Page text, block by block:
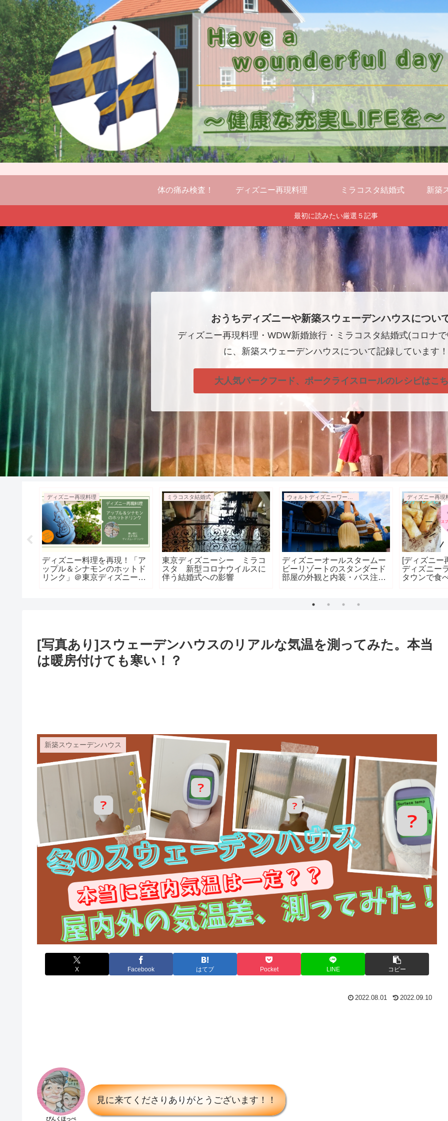
体の痛み検査！ ディズニー再現料理 ミラコスタ結婚式 新築
最初に読みたい厳選５記事
おうちディズニーや新築スウェーデンハウスについ
ディズニー再現料理・WDW新婚旅行・ミラコスタ結婚式(コロナ
に、新築スウェーデンハウスについて記録しています！
大人気パークフード、ポークライスロールのレシピはこ
ディズニー再現料理
ディズニー料理を再現！「ア
ップル＆シナモンのホットド
リンク」＠東京ディズニーリ
ミラコスタ結婚式
東京ディズニーシー ミラコ
スタ 新型コロナウイルスに
伴う結婚式への影響
ディズニーオールスタームー
ビーリゾートのスタンダード
部屋の外観と内装・バス注意
ディズニー再現
[ディズニ
ディズニー
タウンで食
[写真あり]スウェーデンハウスのリアルな気温を測ってみた。本当
は暖房付けても寒い！？
新築スウェーデンハウス
X Facebook はてブ Pocket LINE コピー
2022.08.01 2022.09.10
ぴんくほっぺ
見に来てくださりありがとうございます！！